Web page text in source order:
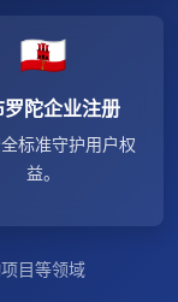
🇬🇮
陀企业注册
标准守护用户权
益。
目等领域